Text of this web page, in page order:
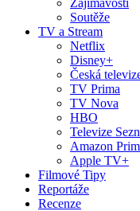
Zajímavosti
Soutěže
TV a Stream
Netflix
Disney+
Česká
TV Prima
TV Nova
HBO
Televize
Amazon
Apple TV+
Filmové Tipy
Reportáže
Recenze